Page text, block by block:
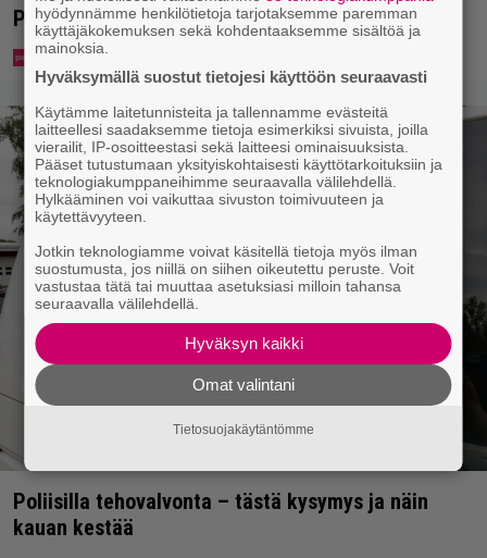
Pajarin kanssa
Poliisilla tehovalvonta – tästä kysymys ja näin
kauan kestää
hyödynnämme henkilötietoja tarjotaksemme paremman
käyttäjäkokemuksen sekä kohdentaaksemme sisältöä ja
mainoksia.
Hyväksymällä suostut tietojesi käyttöön seuraavasti
Käytämme laitetunnisteita ja tallennamme evästeitä
laitteellesi saadaksemme tietoja esimerkiksi sivuista, joilla
vierailit, IP-osoitteestasi sekä laitteesi ominaisuuksista.
Pääset tutustumaan yksityiskohtaisesti käyttötarkoituksiin ja
teknologiakumppaneihimme seuraavalla välilehdellä.
Hylkääminen voi vaikuttaa sivuston toimivuuteen ja
käytettävyyteen.
Jotkin teknologiamme voivat käsitellä tietoja myös ilman
suostumusta, jos niillä on siihen oikeutettu peruste. Voit
vastustaa tätä tai muuttaa asetuksiasi milloin tahansa
seuraavalla välilehdellä.
Hyväksyn kaikki
Omat valintani
Tietosuojakäytäntömme